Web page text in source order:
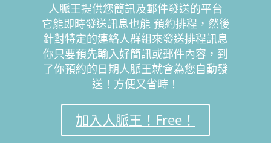
人脈王提供您簡訊及郵件發送的平台
它能即時發送訊息也能 預約排程，然後
針對特定的連絡人群組來發送排程訊息
你只要預先輸入好簡訊或郵件內容，到
了你預約的日期人脈王就會為您自動發
送！方便又省時！
加入人脈王！Free！